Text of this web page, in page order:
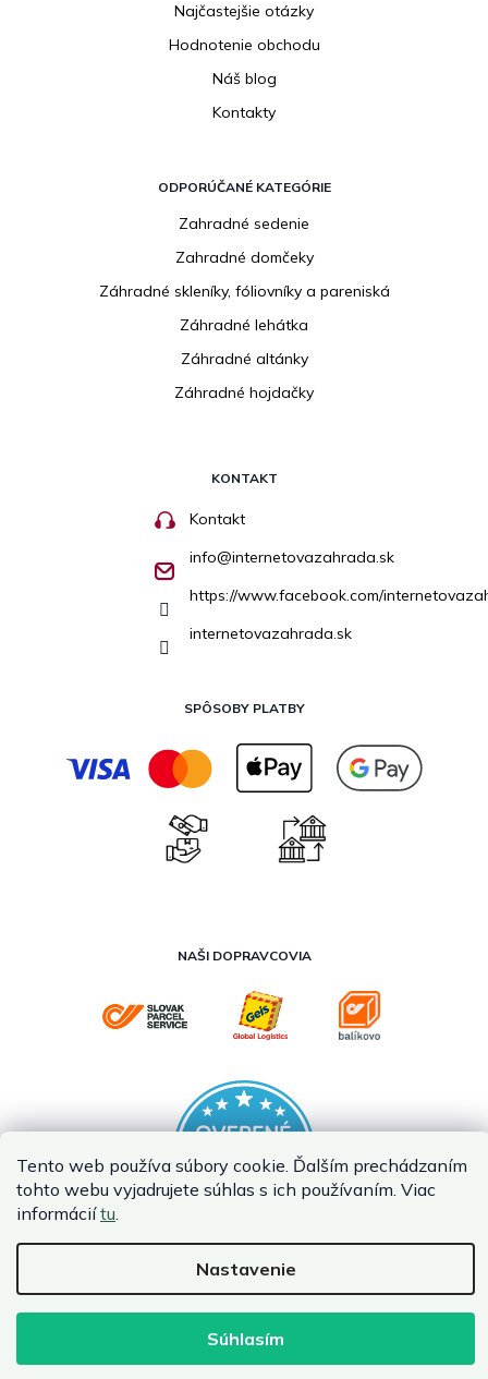
Tento web používa súbory cookie. Ďalším prechádzaním
tohto webu vyjadrujete súhlas s ich používaním. Viac
informáciítu.
Nastavenie
Súhlasím
Najčastejšie otázky
Hodnotenie obchodu
Náš blog
Kontakty
ODPORÚČANÉ KATEGÓRIE
Zahradné sedenie
Zahradné domčeky
Záhradné skleníky, fóliovníky a pareniská
Záhradné lehátka
Záhradné altánky
Záhradné hojdačky
KONTAKT
Kontakt
info@internetovazahrada.sk
https://www.facebook.com/
internetovazahrada.sk
SPÔSOBY PLATBY
NAŠI DOPRAVCOVIA
Vytvoril Shoptet Premium